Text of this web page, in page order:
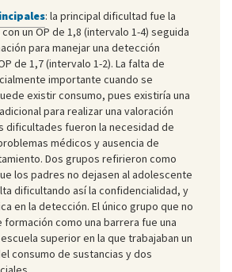
: la principal dificultad fue la
un OP de 1,8 (intervalo 1-4) seguida
para manejar una detección
de 1,7 (intervalo 1-2). La falta de
importante cuando se
existir consumo, pues existiría una
para realizar una valoración
dificultades fueron la necesidad de
médicos y ausencia de
Dos grupos refirieron como
los padres no dejasen al adolescente
dificultando así la confidencialidad, y
en la detección. El único grupo que no
como una barrera fue una
superior en la que trabajaban un
consumo de sustancias y dos